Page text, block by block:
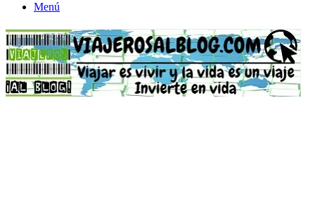
Menú